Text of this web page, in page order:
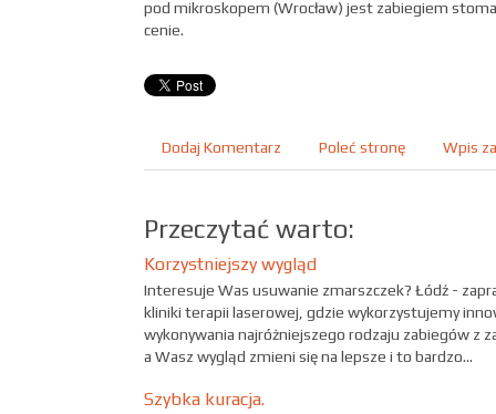
pod mikroskopem (Wrocław) jest zabiegiem
cenie.
Dodaj Komentarz Poleć stronę Wpis
Przeczytać warto:
Korzystniejszy wygląd
Interesuje Was usuwanie zmarszczek? Łódź -
kliniki terapii laserowej, gdzie wykorzystujemy
wykonywania najróżniejszego rodzaju zabiegów z
a Wasz wygląd zmieni się na lepsze i to bardzo...
Szybka kuracja.